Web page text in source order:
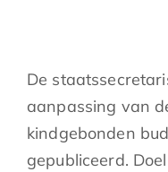
De
aanpassing van
kindgebonden
gepubliceerd.